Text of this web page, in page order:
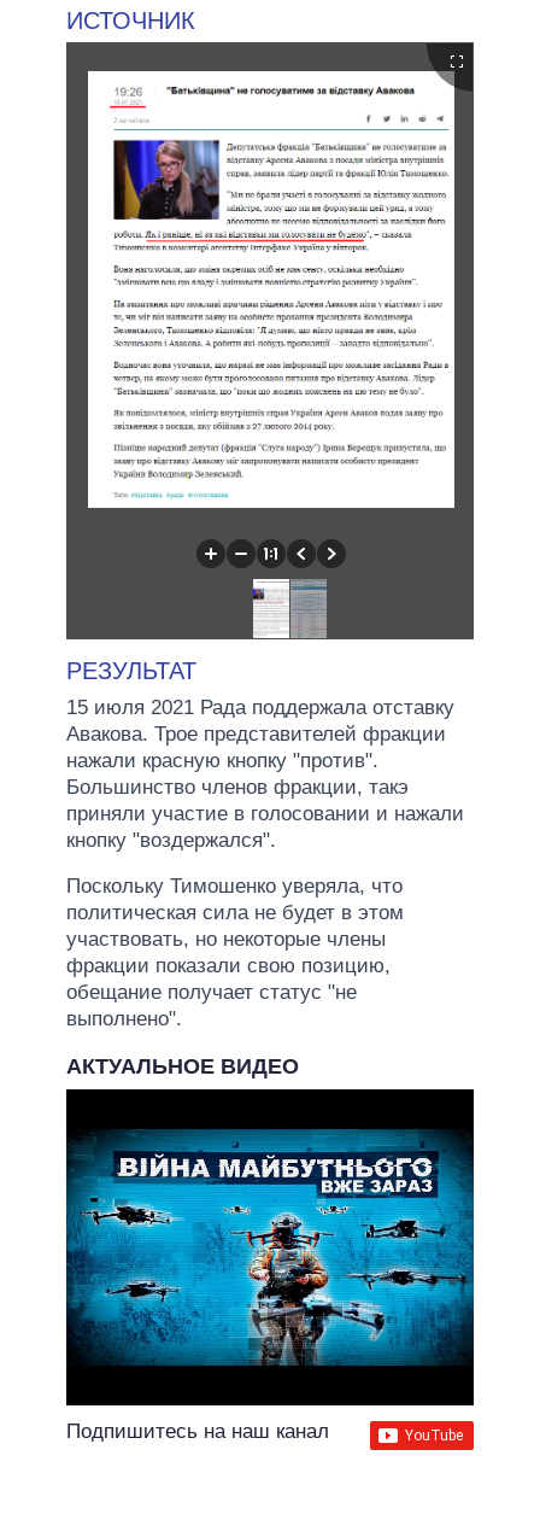
ИСТОЧНИК
РЕЗУЛЬТАТ
15 июля 2021 Рада поддержала отставку
Авакова. Трое представителей фракции
нажали красную кнопку "против".
Большинство членов фракции, такэ
приняли участие в голосовании и нажали
кнопку "воздержался".
Поскольку Тимошенко уверяла, что
политическая сила не будет в этом
участвовать, но некоторые члены
фракции показали свою позицию,
обещание получает статус "не
выполнено".
АКТУАЛЬНОЕ ВИДЕО
Подпишитесь на наш канал